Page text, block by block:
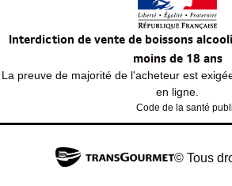
Interdiction de vente de boissons
moins de 18 ans
La preuve de majorité de l'acheteur est
en ligne.
Code de la santé
© Tous